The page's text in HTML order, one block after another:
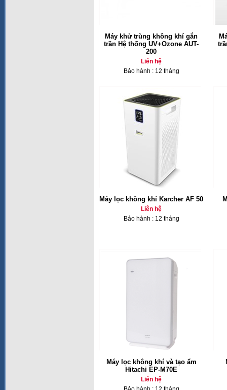
Máy khử trùng không khí gắn
trần Hệ thống UV+Ozone AUT-
200
Liên hệ
Bảo hành : 12 tháng
Máy lọc không khí Karcher AF 50
Liên hệ
Bảo hành : 12 tháng
Máy lọc không khí và tạo ẩm
Hitachi EP-M70E
Liên hệ